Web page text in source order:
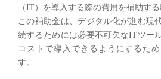
（IT）を導入する際の費用を補助する
この補助金は、デジタル化が進む現
続するためには必要不可欠なITツー
コストで導入できるようにするた
す。